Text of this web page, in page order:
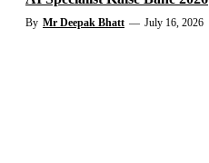
By Mr Deepak Bhatt — July 16, 2026